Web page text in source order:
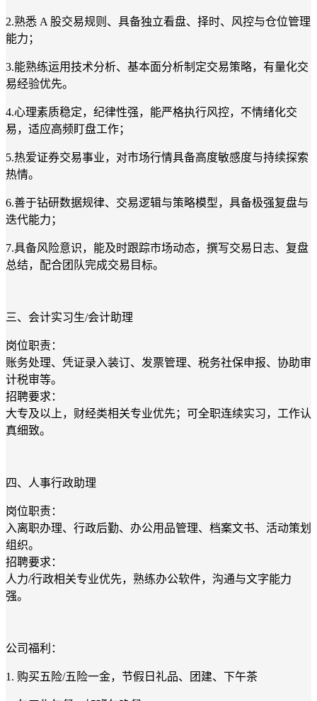
2.熟悉 A 股交易规则、具备独立看盘、择时、风控与仓位管理
能力；
3.能熟练运用技术分析、基本面分析制定交易策略，有量化交
易经验优先。
4.心理素质稳定，纪律性强，能严格执行风控，不情绪化交
易，适应高频盯盘工作；
5.热爱证券交易事业，对市场行情具备高度敏感度与持续探索
热情。
6.善于钻研数据规律、交易逻辑与策略模型，具备极强复盘与
迭代能力；
7.具备风险意识，能及时跟踪市场动态，撰写交易日志、复盘
总结，配合团队完成交易目标。
三、会计实习生/会计助理
岗位职责：
账务处理、凭证录入装订、发票管理、税务社保申报、协助审
计税审等。
招聘要求：
大专及以上，财经类相关专业优先；可全职连续实习，工作认
真细致。
四、人事行政助理
岗位职责：
入离职办理、行政后勤、办公用品管理、档案文书、活动策划
组织。
招聘要求：
人力/行政相关专业优先，熟练办公软件，沟通与文字能力
强。
公司福利：
1. 购买五险/五险一金，节假日礼品、团建、下午茶